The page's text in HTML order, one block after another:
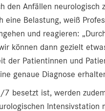
den Anfällen neurologisch
eine Belastung, weiß
und reagieren:
können dann gezielt
der Patientinnen und
genaue Diagnose
besetzt ist, werden
Intensivstation